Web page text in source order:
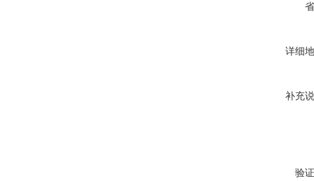
详细
补充
验